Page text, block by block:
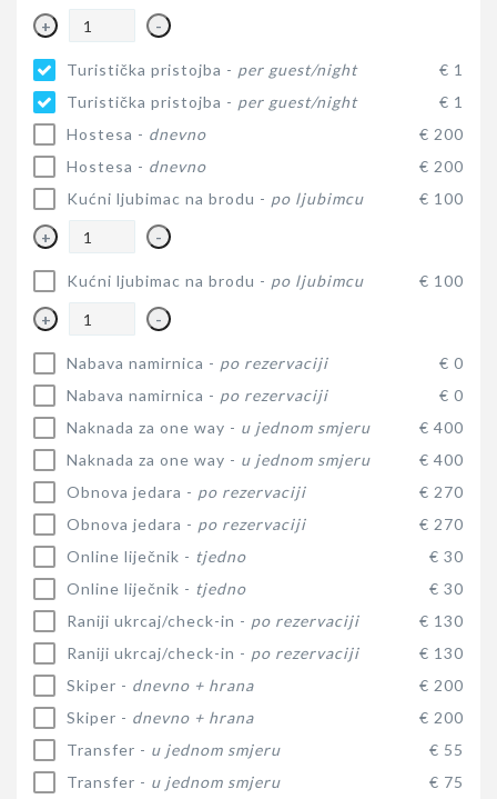
+ -
Turistička pristojba - per guest/night
€ 1
Turistička pristojba - per guest/night
€ 1
Hostesa - dnevno
€ 200
Hostesa - dnevno
€ 200
Kućni ljubimac na brodu - po ljubimcu € 100
+ -
Kućni ljubimac na brodu - po ljubimcu € 100
+ -
Nabava namirnica - po rezervaciji
€ 0
Nabava namirnica - po rezervaciji
€ 0
Naknada za one way - u jednom smjeru
€ 400
Naknada za one way - u jednom smjeru
€ 400
Obnova jedara - po rezervaciji
€ 270
Obnova jedara - po rezervaciji
€ 270
Online liječnik - tjedno
€ 30
Online liječnik - tjedno
€ 30
Raniji ukrcaj/check-in - po rezervaciji
€ 130
Raniji ukrcaj/check-in - po rezervaciji
€ 130
Skiper - dnevno + hrana
€ 200
Skiper - dnevno + hrana
€ 200
Transfer - u jednom smjeru
€ 55
Transfer - u jednom smjeru € 75